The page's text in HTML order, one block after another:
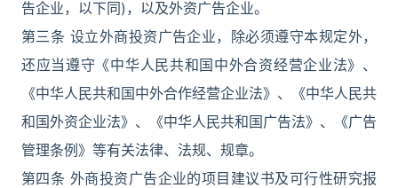
告企业，以下同)，以及外资广告企业。
第三条 设立外商投资广告企业，除必须遵守本规定外，
还应当遵守《中华人民共和国中外合资经营企业法》、
《中华人民共和国中外合作经营企业法》、《中华人民共
和国外资企业法》、《中华人民共和国广告法》、《广告
管理条例》等有关法律、法规、规章。
第四条 外商投资广告企业的项目建议书及可行性研究报